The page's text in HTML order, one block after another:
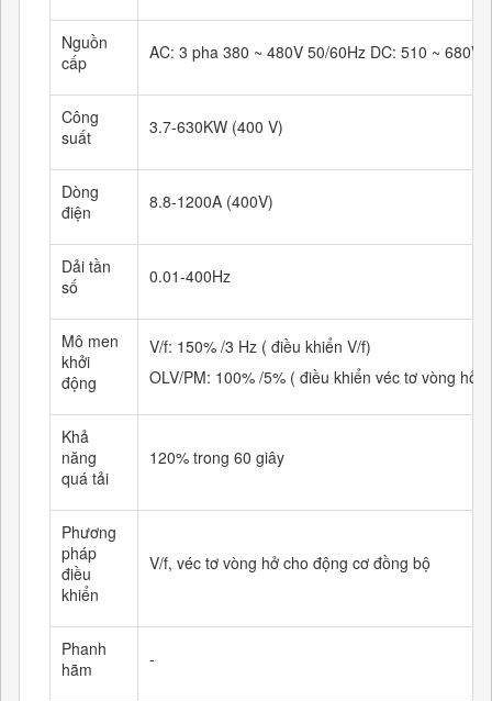
Nguồn
cấp
AC: 3 pha 380 ~ 480V 50/60Hz DC: 510 ~ 680V
Công
suất
3.7-630KW (400 V)
Dòng
điện
8.8-1200A (400V)
Dải tần
số
0.01-400Hz
Mô men
khởi
động
V/f: 150% /3 Hz ( điều khiển V/f)
OLV/PM: 100% /5% ( điều khiển véc tơ vòng hở)
Khả
năng
quá tải
120% trong 60 giây
Phương
pháp
điều
khiển
V/f, véc tơ vòng hở cho động cơ đồng bộ
Phanh
hãm
-